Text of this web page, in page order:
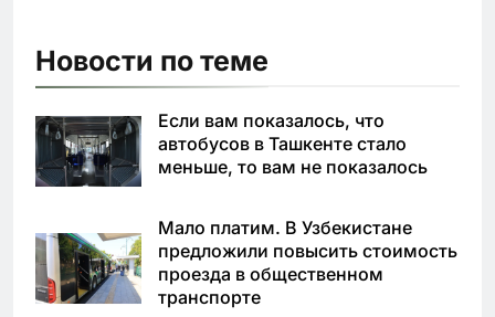
Новости по теме
Если вам показалось, что
автобусов в Ташкенте стало
меньше, то вам не показалось
Мало платим. В Узбекистане
предложили повысить стоимость
проезда в общественном
транспорте